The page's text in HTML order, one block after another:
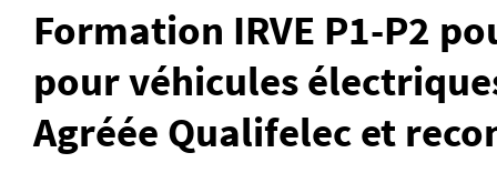
Formation IRVE P1-P2
pour véhicules
Agréée Qualifelec et